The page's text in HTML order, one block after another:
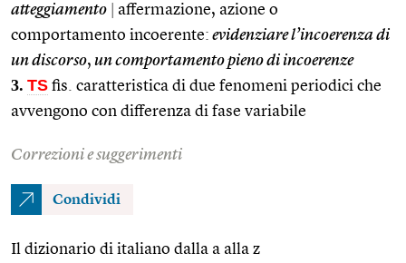
atteggiamento
affermazione, azione o
comportamento incoerente: evidenziare l’incoerenza di
un discorso, un comportamento pieno di incoerenze
3. TS fis. caratteristica di due fenomeni periodici che
avvengono con differenza di fase variabile
Correzioni e suggerimenti
Condividi
Il dizionario di italiano dalla a alla z